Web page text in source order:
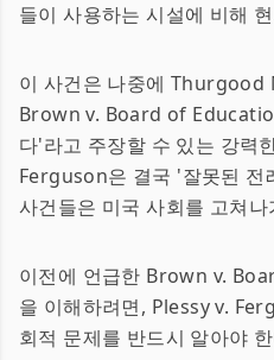
들이 사용하는 시설에 비해
이 사건은 나중에 Thurgood
Brown v. Board of
다'라고 주장할 수 있는 강력
Ferguson은 결국 '잘못된 전
사건들은 미국 사회를 고쳐
이전에 언급한 Brown v.
을 이해하려면, Plessy v.
회적 문제를 반드시 알아야